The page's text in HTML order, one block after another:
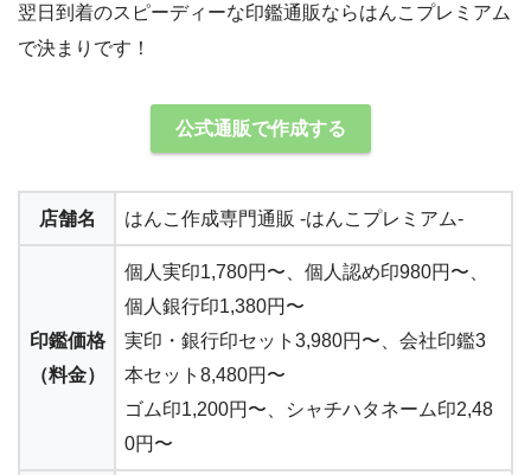
翌日到着のスピーディーな印鑑通販ならはんこプレミアム
で決まりです！
公式通販で作成する
店舗名 はんこ作成専門通販 -はんこプレミアム-
印鑑価格
（料金）
個人実印1,780円〜、個人認め印980円〜、
個人銀行印1,380円〜
実印・銀行印セット3,980円〜、会社印鑑3
本セット8,480円〜
ゴム印1,200円〜、シャチハタネーム印2,48
0円〜